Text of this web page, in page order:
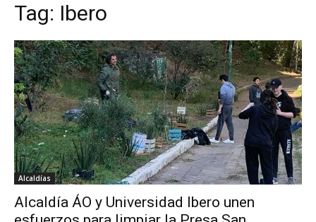
Tag: Ibero
Alcaldías
Alcaldía ÁO y Universidad Ibero unen